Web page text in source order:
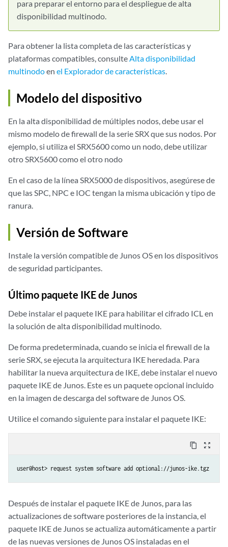
para preparar el entorno para el despliegue de alta
disponibilidad multinodo.
Para obtener la lista completa de las características y
plataformas compatibles, consulteAlta disponibilidad
multinodoen el Explorador de características.
Modelo del dispositivo
En la alta disponibilidad de múltiples nodos, debe usar el
mismo modelo de firewall de la serie SRX que sus nodos. Por
ejemplo, si utiliza el SRX5600 como un nodo, debe utilizar
otro SRX5600 como el otro nodo
En el caso de la línea SRX5000 de dispositivos, asegúrese de
que las SPC, NPC e IOC tengan la misma ubicación y tipo de
ranura.
Versión de Software
Instale la versión compatible de Junos OS en los dispositivos
de seguridad participantes.
Último paquete IKE de Junos
Debe instalar el paquete IKE para habilitar el cifrado ICL en
la solución de alta disponibilidad multinodo.
De forma predeterminada, cuando se inicia el firewall de la
serie SRX, se ejecuta la arquitectura IKE heredada. Para
habilitar la nueva arquitectura de IKE, debe instalar el nuevo
paquete IKE de Junos. Este es un paquete opcional incluido
en la imagen de descarga del software de Junos OS.
Utilice el comando siguiente para instalar el paquete IKE:
content_copy zoom_out_map
user@host> request system software add optional://junos-ike.tgz
Después de instalar el paquete IKE de Junos, para las
actualizaciones de software posteriores de la instancia, el
paquete IKE de Junos se actualiza automáticamente a partir
de las nuevas versiones de Junos OS instaladas en el